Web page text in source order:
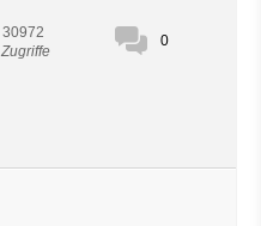
30972
Zugriffe
0